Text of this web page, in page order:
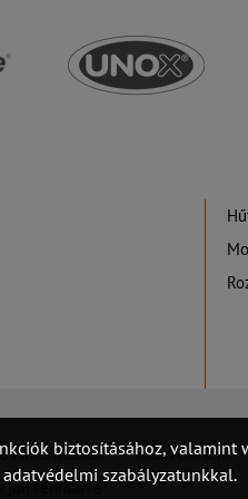
információk Adatvédelem
fenntarva
biztosításához,
szabályzatunkkal.